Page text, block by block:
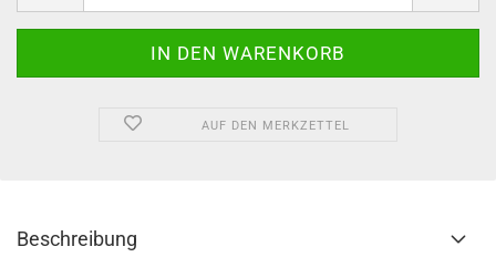
AUF DEN MERKZETTEL
Beschreibung